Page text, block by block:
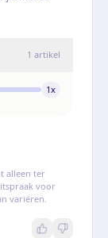
1 artikel
1x
alleen ter
voor
variëren.